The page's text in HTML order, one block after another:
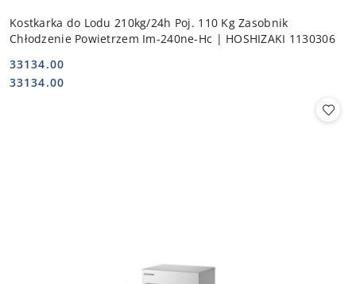
Kostkarka do Lodu 210kg/24h Poj. 110 Kg Zasobnik
Chłodzenie Powietrzem Im-240ne-Hc | HOSHIZAKI 1130306
Cena:
33134.00
Cena:
33134.00